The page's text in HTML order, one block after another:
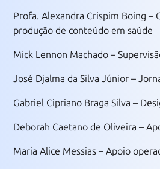
Profa. Alexandra Crispim Boing –
produção de conteúdo em saúde
Mick Lennon Machado –
José Djalma da Silva Júnior –
Gabriel Cipriano Braga Silva –
Deborah Caetano de Oliveira –
Maria Alice Messias– Apoio